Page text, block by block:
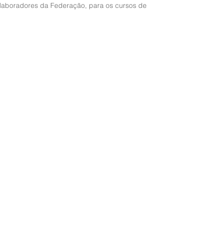
da Federação, para os cursos de